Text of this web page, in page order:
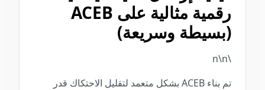
رقمية مثالية على ACEB
(بسيطة وسريعة)
تم بناء ACEB بشكل متعمد لتقليل الاحتكاك قدر